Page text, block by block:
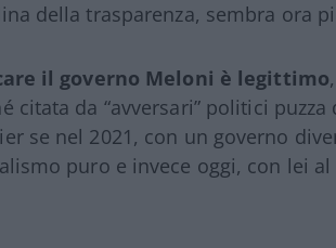
della trasparenza, sembra ora
il governo Meloni è legittimo
citata da “avversari” politici
se nel 2021, con un governo
puro e invece oggi, con lei